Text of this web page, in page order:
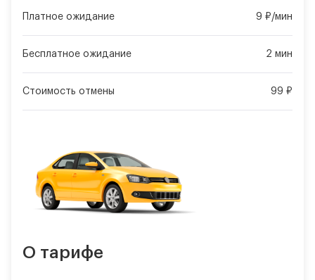
Платное ожидание 9 ₽/мин
Бесплатное ожидание 2 мин
Стоимость отмены 99 ₽
О тарифе